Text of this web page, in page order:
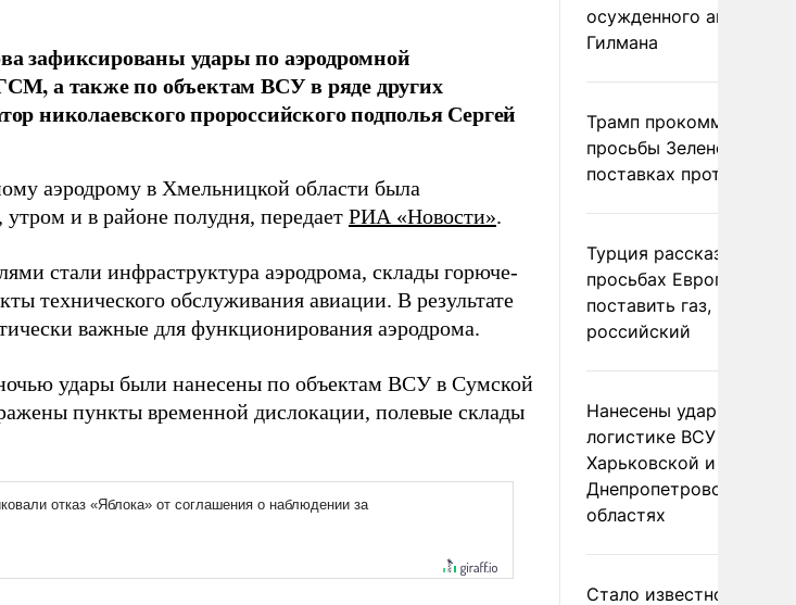
зафиксированы удары по аэродромной
а также по объектам ВСУ в ряде других
николаевского пророссийского подполья Сергей
аэродрому в Хмельницкой области была
и в районе полудня, передает РИА «Новости».
стали инфраструктура аэродрома, склады горюче-
технического обслуживания авиации. В результате
важные для функционирования аэродрома.
удары были нанесены по объектам ВСУ в Сумской
пункты временной дислокации, полевые склады
осужденного
Гилмана
Трамп
просьбы Зеленского о
поставках
Турция рассказала о
просьбах Европы
поставить газ, но не
российский
Нанесены удары по
логистике ВСУ в
Харьковской и
Днепропетровской
областях
Стало известно о